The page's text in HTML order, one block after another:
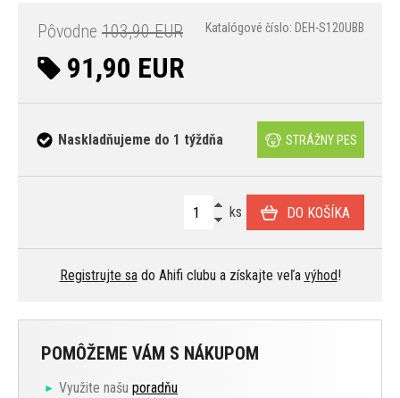
Pôvodne 103,90 EUR
91,90 EUR
Katalógové číslo: DEH-S120UBB
Naskladňujeme do 1 týždňa STRÁŽNY PES
ks DO KOŠÍKA
Registrujte sado Ahifi clubu a získajte veľa výhod!
POMÔŽEME VÁM S NÁKUPOM
Využite našu poradňu